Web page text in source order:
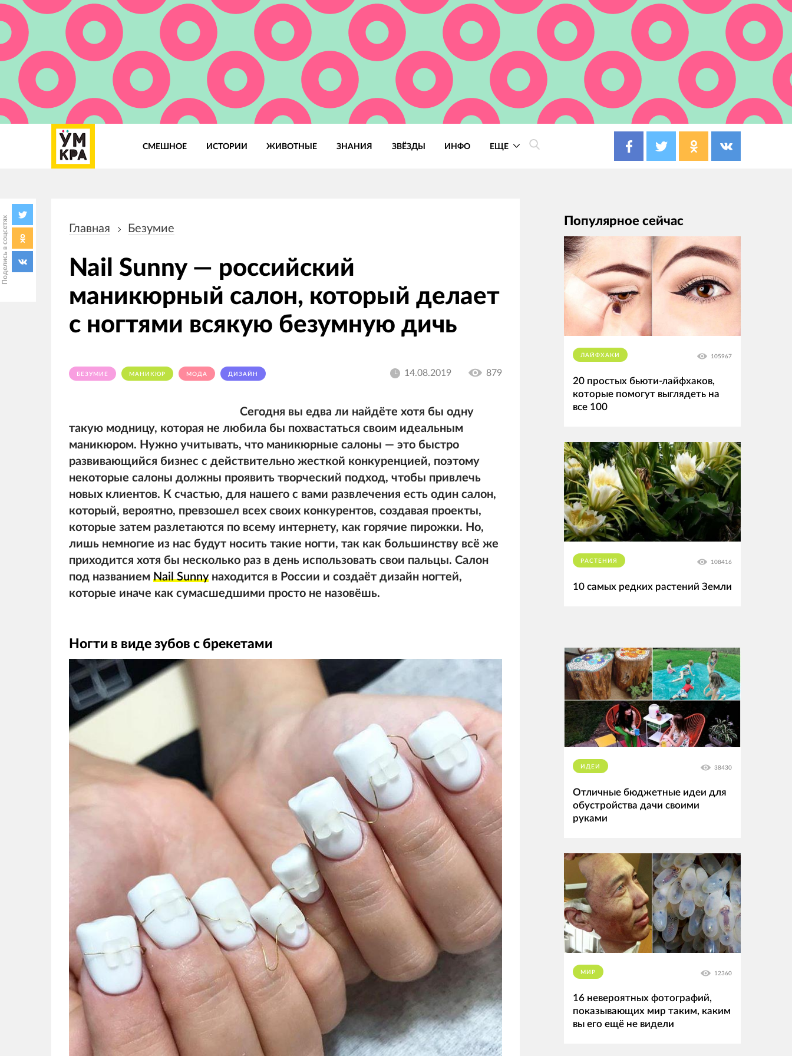
СМЕШНОЕ ИСТОРИИ ЖИВОТНЫЕ ЗНАНИЯ ЗВЁЗДЫ ИНФО ЕЩЕ
Поделись в соцсетях навигации
Главная Безумие
Nail Sunny — российский
маникюрный салон, который делает
с ногтями всякую безумную дичь
БЕЗУМИЕ МАНИКЮР МОДА ДИЗАЙН 14.08.2019 879
Сегодня вы едва ли найдёте хотя бы одну
такую модницу, которая не любила бы похвастаться своим идеальным
маникюром. Нужно учитывать, что маникюрные салоны — это быстро
развивающийся бизнес с действительно жесткой конкуренцией, поэтому
некоторые салоны должны проявить творческий подход, чтобы привлечь
новых клиентов. К счастью, для нашего с вами развлечения есть один салон,
который, вероятно, превзошел всех своих конкурентов, создавая проекты,
которые затем разлетаются по всему интернету, как горячие пирожки. Но,
лишь немногие из нас будут носить такие ногти, так как большинству всё же
приходится хотя бы несколько раз в день использовать свои пальцы. Салон
под названием Nail Sunny находится в России и создаёт дизайн ногтей,
которые иначе как сумасшедшими просто не назовёшь.
Ногти в виде зубов с брекетами
Популярное сейчас
ЛАЙФХАКИ 105967
20 простых бьюти-лайфхаков,
которые помогут выглядеть на
все 100
РАСТЕНИЯ 108416
10 самых редких растений Земли
ИДЕИ 38430
Отличные бюджетные идеи для
обустройства дачи своими
руками
МИР 12360
16 невероятных фотографий,
показывающих мир таким, каким
вы его ещё не видели